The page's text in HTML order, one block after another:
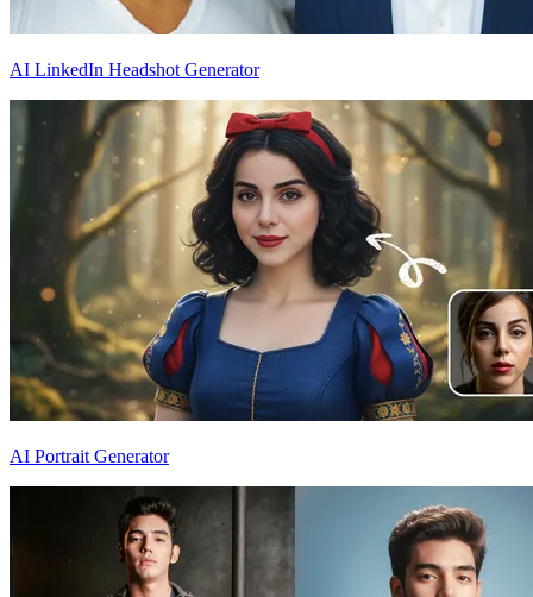
AI LinkedIn Headshot Generator
AI Portrait Generator